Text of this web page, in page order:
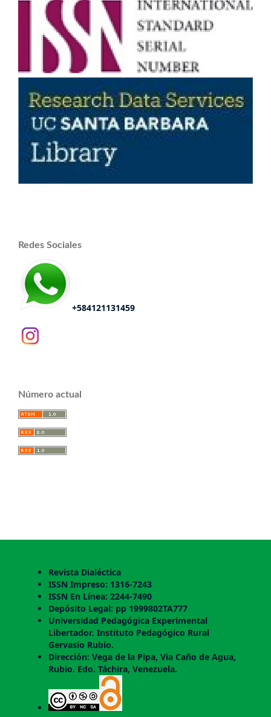
Redes Sociales
+584121131459
Número actual
Revista Dialéctica
ISSN Impreso: 1316-7243
ISSN En Línea: 2244-7490
Depósito Legal: pp 1999802TA777
Universidad Pedagógica Experimental
Libertador. Instituto Pedagógico Rural
Gervasio Rubio.
Dirección: Vega de la Pipa, Via Caño de Agua,
Rubio. Edo. Táchira, Venezuela.